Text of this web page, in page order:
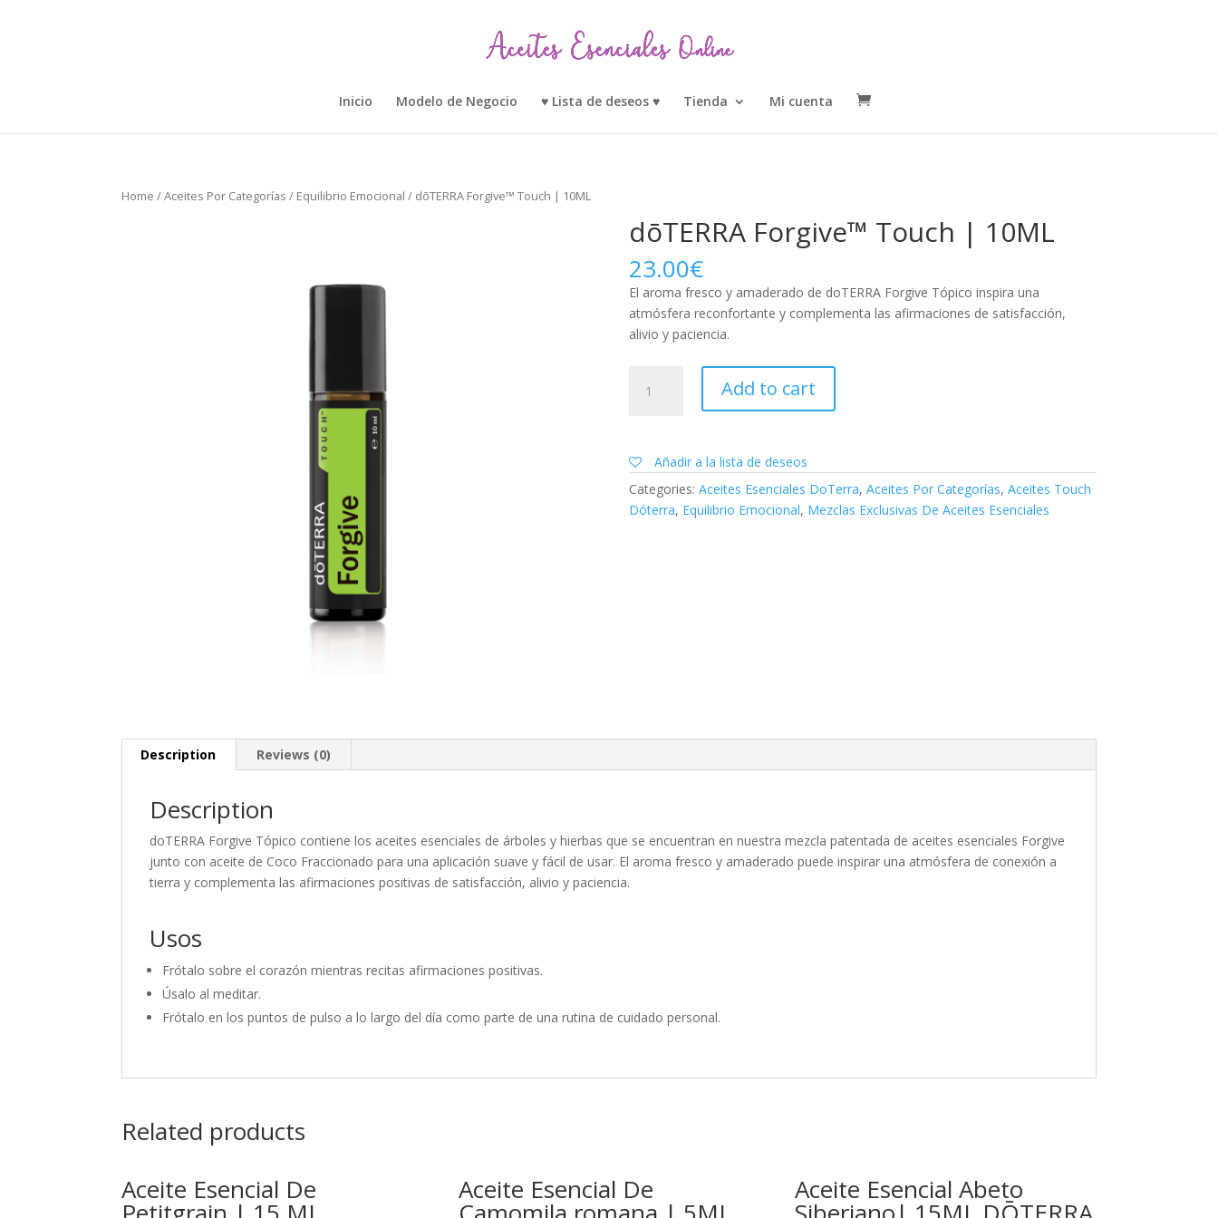
Inicio Modelo de Negocio ♥ Lista de deseos ♥ Tienda Mi cuenta
Home /Aceites Por Categorías / Equilibrio Emocional / dōTERRA Forgive™ Touch | 10ML
dōTERRA Forgive™ Touch | 10ML
23.00€
El aroma fresco y amaderado de doTERRA Forgive Tópico inspira una
atmósfera reconfortante y complementa las afirmaciones de satisfacción,
alivio y paciencia.
Forgive™
10ML
Add to cart
Añadir a la lista de deseos
Categories: Aceites Esenciales DoTerra, Aceites Por Categorías, Aceites Touch
Dóterra, Equilibrio Emocional, Mezclas Exclusivas De Aceites Esenciales
Description Reviews (0)
Description
doTERRA Forgive Tópico contiene los aceites esenciales de árboles y hierbas que se encuentran en nuestra mezcla patentada de aceites esenciales Forgive
junto con aceite de Coco Fraccionado para una aplicación suave y fácil de usar. El aroma fresco y amaderado puede inspirar una atmósfera de conexión a
tierra y complementa las afirmaciones positivas de satisfacción, alivio y paciencia.
Usos
Frótalo sobre el corazón mientras recitas afirmaciones positivas.
Úsalo al meditar.
Frótalo en los puntos de pulso a lo largo del día como parte de una rutina de cuidado personal.
Related products
Aceite Esencial De
Aceite Esencial De Aceite Esencial Abeto